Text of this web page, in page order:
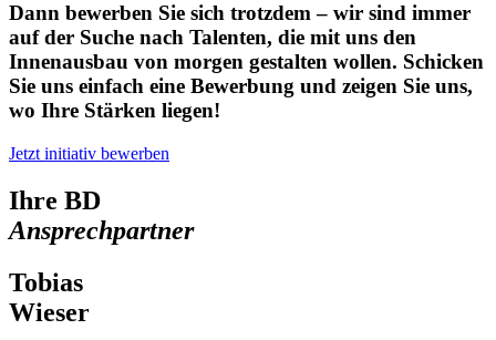
Dann bewerben Sie sich trotzdem – wir sind immer
auf der Suche nach Talenten, die mit uns den
Innenausbau von morgen gestalten wollen. Schicken
Sie uns einfach eine Bewerbung und zeigen Sie uns,
wo Ihre Stärken liegen!
Jetzt initiativ bewerben
Ihre BD
Ansprechpartner
Tobias
Wieser